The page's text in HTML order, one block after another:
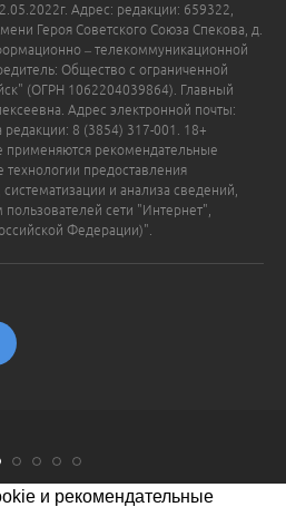
Адрес: редакции: 659322,
Героя Советского Союза Спекова, д.
– телекоммуникационной
Общество с ограниченной
(ОГРН 1062204039864). Главный
Адрес электронной почты:
редакции: 8 (3854) 317-001. 18+
рекомендательные
предоставления
и анализа сведений,
сети "Интернет",
Федерации)".
и рекомендательные